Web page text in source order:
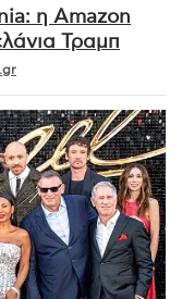
η Amazon
Τραμπ